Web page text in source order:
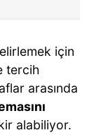
için
tercih
arasında
alabiliyor.